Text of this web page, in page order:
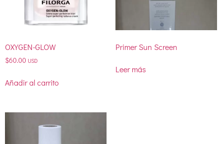
OXYGEN-GLOW
$60.00 USD
Añadir al carrito
Primer Sun Screen
Leer más